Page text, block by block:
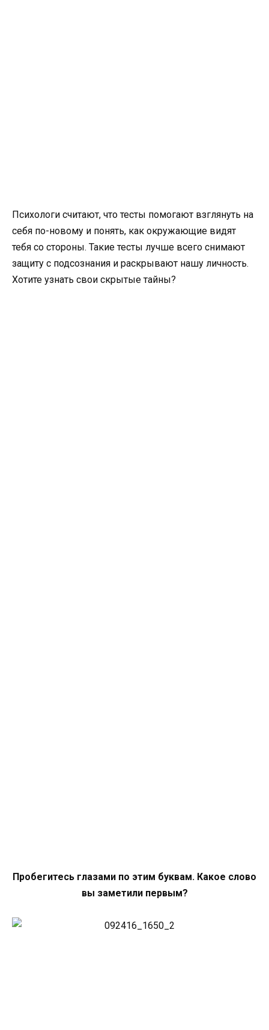
Психологи считают, что тесты помогают взглянуть на
себя по-новому и понять, как окружающие видят
тебя со стороны. Такие тесты лучше всего снимают
защиту с подсознания и раскрывают нашу личность.
Хотите узнать свои скрытые тайны?
Пробегитесь глазами по этим буквам. Какое слово
вы заметили первым?